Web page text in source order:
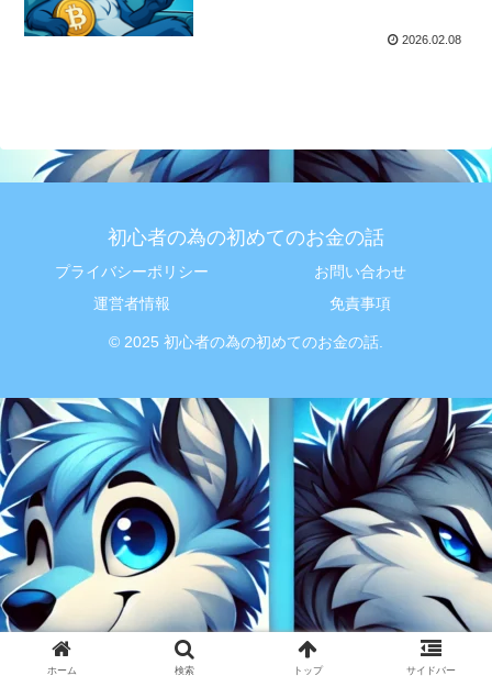
2026.02.08
初心者の為の初めてのお金の話
プライバシーポリシー
お問い合わせ
運営者情報
免責事項
© 2025 初心者の為の初めてのお金の話.
ホーム 検索 トップ サイドバー